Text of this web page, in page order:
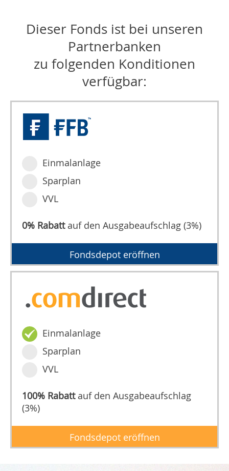
Dieser Fonds ist bei unseren
Partnerbanken
zu folgenden Konditionen
verfügbar:
Einmalanlage
Sparplan
VVL
0% Rabattauf den Ausgabeaufschlag (3%)
Fondsdepot eröffnen
Einmalanlage
Sparplan
VVL
100% Rabattauf den Ausgabeaufschlag
(3%)
Fondsdepot eröffnen